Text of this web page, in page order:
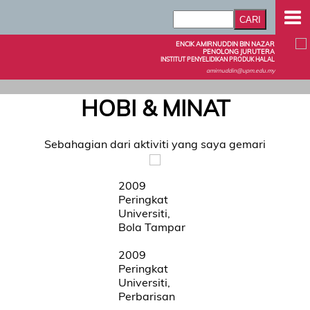
ENCIK AMIRNUDDIN BIN NAZAR
PENOLONG JURUTERA
INSTITUT PENYELIDIKAN PRODUK HALAL
amirnuddin@upm.edu.my
HOBI & MINAT
Sebahagian dari aktiviti yang saya gemari
2009
Peringkat
Universiti,
Bola Tampar
2009
Peringkat
Universiti,
Perbarisan